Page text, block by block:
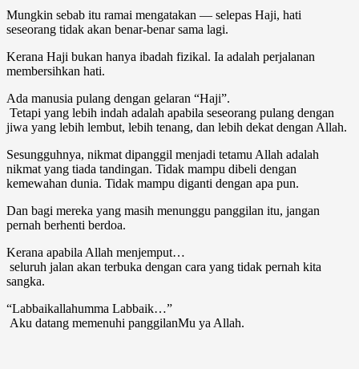
Mungkin sebab itu ramai mengatakan — selepas Haji, hati
seseorang tidak akan benar-benar sama lagi.
Kerana Haji bukan hanya ibadah fizikal. Ia adalah perjalanan
membersihkan hati.
Ada manusia pulang dengan gelaran “Haji”.
Tetapi yang lebih indah adalah apabila seseorang pulang dengan
jiwa yang lebih lembut, lebih tenang, dan lebih dekat dengan Allah.
Sesungguhnya, nikmat dipanggil menjadi tetamu Allah adalah
nikmat yang tiada tandingan. Tidak mampu dibeli dengan
kemewahan dunia. Tidak mampu diganti dengan apa pun.
Dan bagi mereka yang masih menunggu panggilan itu, jangan
pernah berhenti berdoa.
Kerana apabila Allah menjemput…
seluruh jalan akan terbuka dengan cara yang tidak pernah kita
sangka.
“Labbaikallahumma Labbaik…”
Aku datang memenuhi panggilanMu ya Allah.